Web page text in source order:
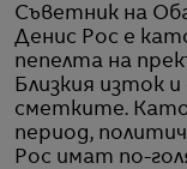
Съветник на
Денис Рос е
пепелта на
Близкия изток
сметките. Като
период,
Рос имат по-